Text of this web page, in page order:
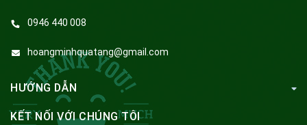
0946 440 008
hoangminhquatang@gmail.com
HƯỚNG DẪN
KẾT NỐI VỚI CHÚNG TÔI